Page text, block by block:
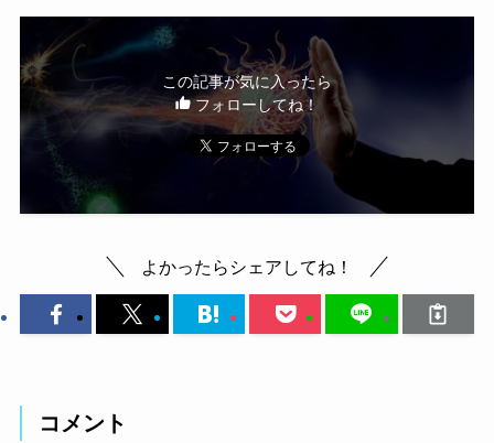
この記事が気に入ったら
フォローしてね！
よかったらシェアしてね！
コメント